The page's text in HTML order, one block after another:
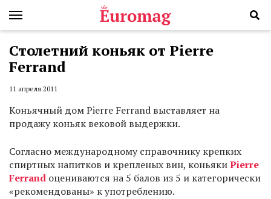
Столетний коньяк от Pierre
Ferrand
11 апреля 2011
Коньячный дом Pierre Ferrand выставляет на
продажу коньяк вековой выдержки.
Согласно международному справочнику крепких
спиртных напитков и крепленых вин, коньякиPierre
Ferrand оцениваются на 5 балов из 5 и категорически
«рекомендованы» к употреблению.